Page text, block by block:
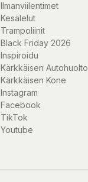
Ilmanviilentimet
Kesälelut
Trampoliinit
Black Friday 2026
Inspiroidu
Kärkkäisen Autohuolto
Kärkkäisen Kone
Instagram
Facebook
TikTok
Youtube